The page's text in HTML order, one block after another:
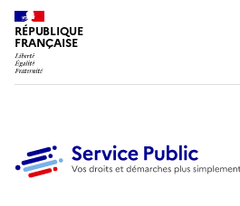
RÉPUBLIQUE
FRANÇAISE